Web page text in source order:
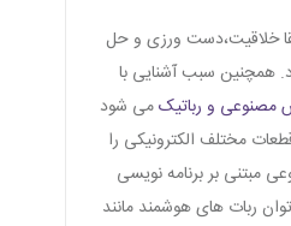
خلاقیت،دست ورزی و حل
همچنین سبب آشنایی با
و رباتیکمی شود
مختلف الکترونیکی را
مبتنی بر برنامه نویسی
ربات های هوشمند مانند